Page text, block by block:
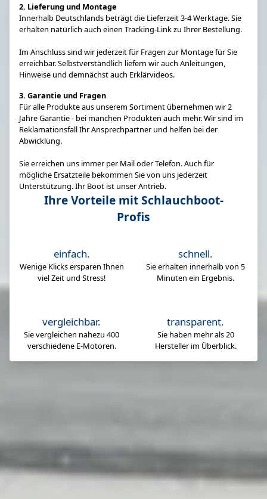
2. Lieferung und Montage
Innerhalb Deutschlands beträgt die Lieferzeit 3-4 Werktage. Sie
erhalten natürlich auch einen Tracking-Link zu Ihrer Bestellung.
Im Anschluss sind wir jederzeit für Fragen zur Montage für Sie
erreichbar. Selbstverständlich liefern wir auch Anleitungen,
Hinweise und demnächst auch Erklärvideos.
3. Garantie und Fragen
Für alle Produkte aus unserem Sortiment übernehmen wir 2
Jahre Garantie - bei manchen Produkten auch mehr. Wir sind im
Reklamationsfall Ihr Ansprechpartner und helfen bei der
Abwicklung.
Sie erreichen uns immer per Mail oder Telefon. Auch für
mögliche Ersatzteile bekommen Sie von uns jederzeit
Unterstützung. Ihr Boot ist unser Antrieb.
Ihre Vorteile mit Schlauchboot-
Profis
einfach.
Wenige Klicks ersparen Ihnen
viel Zeit und Stress!
schnell.
Sie erhalten innerhalb von 5
Minuten ein Ergebnis.
vergleichbar.
Sie vergleichen nahezu 400
verschiedene E-Motoren.
transparent.
Sie haben mehr als 20
Hersteller im Überblick.